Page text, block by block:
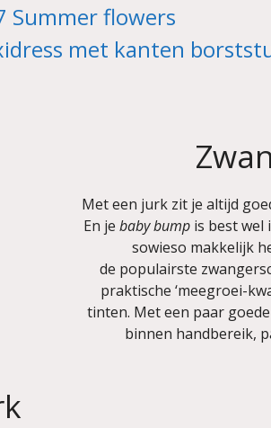
Summer flowers
met kanten
Met een jurk zit je altijd
En je baby bump is best wel
sowieso makkelijk
de populairste
praktische ‘meegroei-
tinten. Met een paar
binnen handbereik,